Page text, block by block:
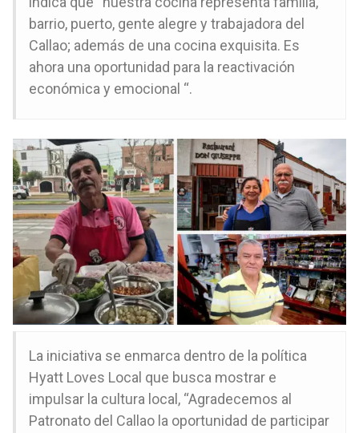
barrio, puerto, gente alegre y trabajadora del
Callao; además de una cocina exquisita. Es
ahora una oportunidad para la reactivación
económica y emocional “.
La iniciativa se enmarca dentro de la política
Hyatt Loves Local que busca mostrar e
impulsar la cultura local, “Agradecemos al
Patronato del Callao la oportunidad de participar